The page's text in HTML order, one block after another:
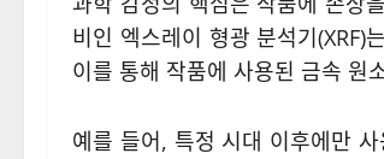
비인 엑스레이 형광 분석기
이를 통해 작품에 사용된 금속 원
예를 들어, 특정 시대 이후에만